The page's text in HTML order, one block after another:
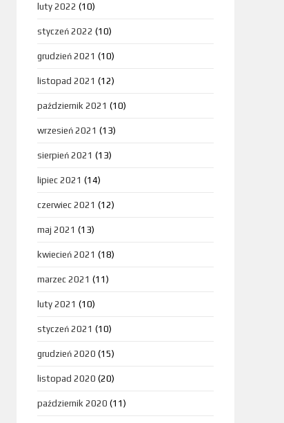
luty 2022 (10)
styczeń 2022 (10)
grudzień 2021 (10)
listopad 2021 (12)
październik 2021 (10)
wrzesień 2021 (13)
sierpień 2021 (13)
lipiec 2021 (14)
czerwiec 2021 (12)
maj 2021 (13)
kwiecień 2021 (18)
marzec 2021 (11)
luty 2021 (10)
styczeń 2021 (10)
grudzień 2020 (15)
listopad 2020 (20)
październik 2020 (11)